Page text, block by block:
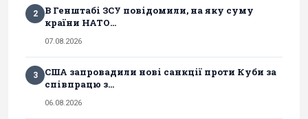
2
В Генштабі ЗСУ повідомили, на яку суму
країни НАТО...
07.08.2026
3
США запровадили нові санкції проти Куби за
співпрацю з...
06.08.2026